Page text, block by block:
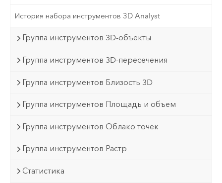
История набора инструментов 3D Analyst
Группа инструментов 3D-объекты
Группа инструментов 3D-пересечения
Группа инструментов Близость 3D
Группа инструментов Площадь и объем
Группа инструментов Облако точек
Группа инструментов Растр
Статистика